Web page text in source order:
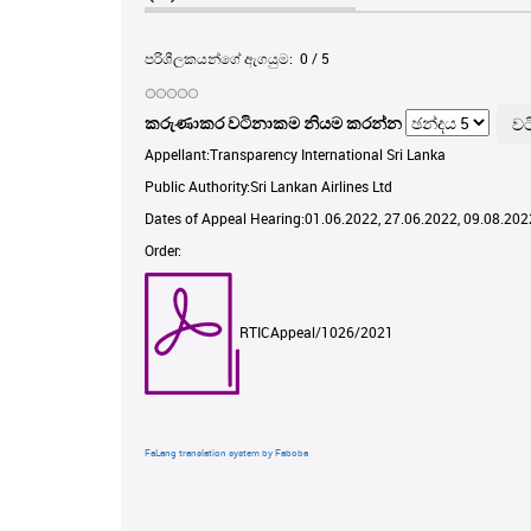
පරිශීලකයන්ගේ ඇගයුම: 0/ 5
කරුණාකර වටිනාකම නියම කරන්න
Appellant:Transparency International Sri Lanka
Public Authority:Sri Lankan Airlines Ltd
Dates of Appeal Hearing:01.06.2022, 27.06.2022,
Order:
RTICAppeal/1026/2021
FaLang translation system by Faboba